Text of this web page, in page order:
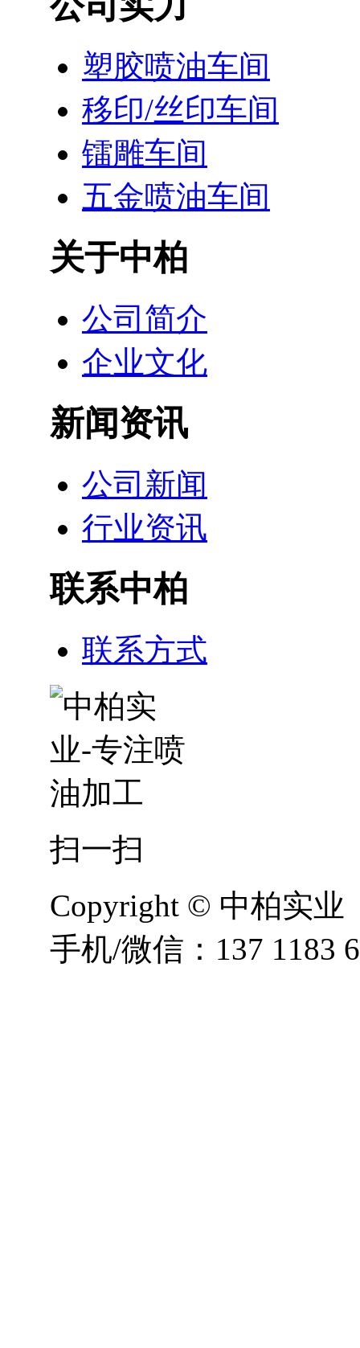
塑胶喷油车间
移印/丝印车间
镭雕车间
五金喷油车间
关于中柏
公司简介
企业文化
新闻资讯
公司新闻
行业资讯
联系中柏
联系方式
扫一扫
Copyright © 中柏实
手机/微信：137 1183